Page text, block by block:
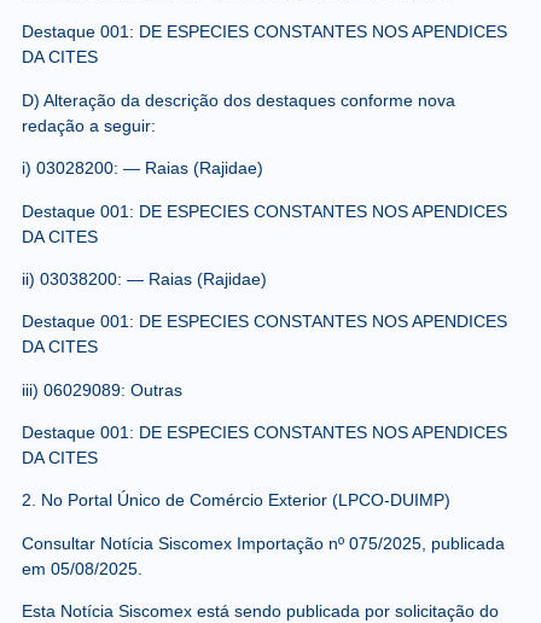
Destaque 001: DE ESPECIES CONSTANTES NOS APENDICES
DA CITES
D) Alteração da descrição dos destaques conforme nova
redação a seguir:
i) 03028200: — Raias (Rajidae)
Destaque 001: DE ESPECIES CONSTANTES NOS APENDICES
DA CITES
ii) 03038200: — Raias (Rajidae)
Destaque 001: DE ESPECIES CONSTANTES NOS APENDICES
DA CITES
iii) 06029089: Outras
Destaque 001: DE ESPECIES CONSTANTES NOS APENDICES
DA CITES
2. No Portal Único de Comércio Exterior (LPCO-DUIMP)
Consultar Notícia Siscomex Importação nº 075/2025, publicada
em 05/08/2025.
Esta Notícia Siscomex está sendo publicada por solicitação do